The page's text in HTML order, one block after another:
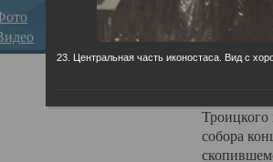
собой
шитьем,
Троицкого
собора
23. Центральная часть иконостаса. Вид с